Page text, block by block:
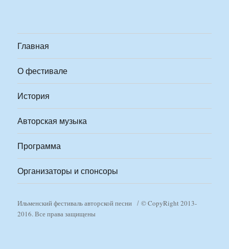
Главная
О фестивале
История
Авторская музыка
Программа
Организаторы и спонсоры
Ильменский фестиваль авторской песни
© CopyRight 2013-
2016. Все права защищены